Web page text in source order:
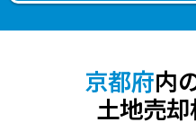
京都府内
土地売